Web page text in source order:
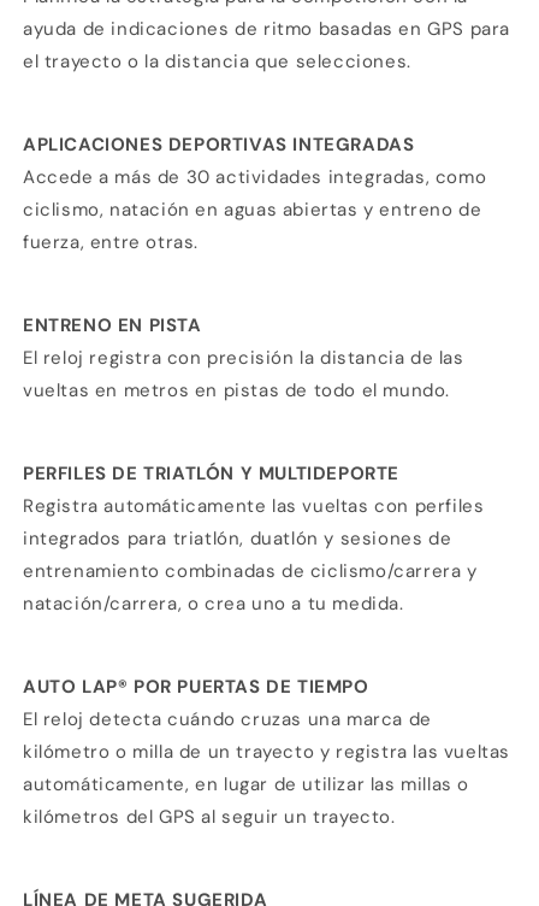
ayuda de indicaciones de ritmo basadas en GPS para
el trayecto o la distancia que selecciones.
APLICACIONES DEPORTIVAS INTEGRADAS
Accede a más de 30 actividades integradas, como
ciclismo, natación en aguas abiertas y entreno de
fuerza, entre otras.
ENTRENO EN PISTA
El reloj registra con precisión la distancia de las
vueltas en metros en pistas de todo el mundo.
PERFILES DE TRIATLÓN Y MULTIDEPORTE
Registra automáticamente las vueltas con perfiles
integrados para triatlón, duatlón y sesiones de
entrenamiento combinadas de ciclismo/carrera y
natación/carrera, o crea uno a tu medida.
AUTO LAP® POR PUERTAS DE TIEMPO
El reloj detecta cuándo cruzas una marca de
kilómetro o milla de un trayecto y registra las vueltas
automáticamente, en lugar de utilizar las millas o
kilómetros del GPS al seguir un trayecto.
LÍNEA DE META SUGERIDA